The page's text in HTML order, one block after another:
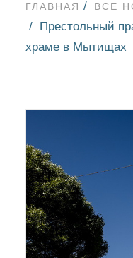
ГЛАВНАЯ ВСЕ
Престольный
храме в Мытищах